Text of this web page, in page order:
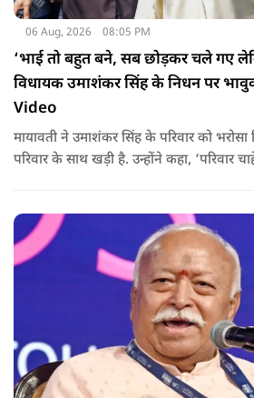
06 Aug, 2026 08:05 PM
‘भाई तो बहुत बने, सब छोड़कर चले गए
विधायक उमाशंकर सिंह के निधन पर
Video
मायावती ने उमाशंकर सिंह के परिवार को
परिवार के साथ खड़ी है. उन्होंने कहा, ‘परिवार